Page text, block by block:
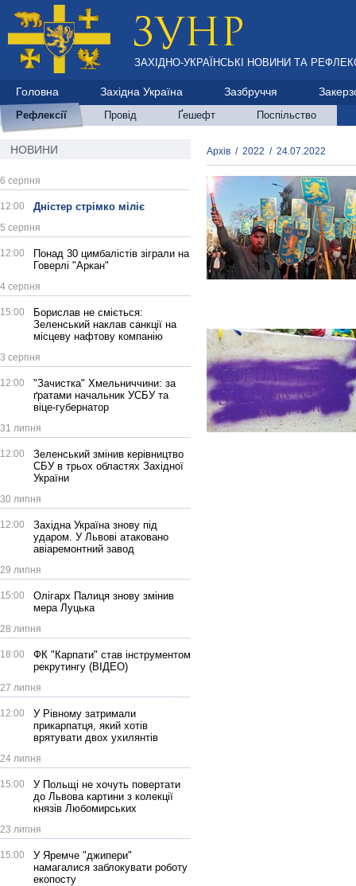
ЗАХІДНО-УКРАЇНСЬКІ НОВИНИ ТА
Головна Західна Україна Зазбруччя
Рефлексії Провід Ґешефт Поспільство
НОВИНИ
6 серпня
12:00 Дністер стрімко міліє
5 серпня
12:00
Понад 30 цимбалістів зіграли на
Говерлі "Аркан"
4 серпня
15:00
Борислав не сміється:
Зеленський наклав санкції на
місцеву нафтову компанію
3 серпня
12:00
"Зачистка" Хмельниччини: за
ґратами начальник УСБУ та
віце-губернатор
31 липня
12:00
Зеленський змінив керівництво
СБУ в трьох областях Західної
України
30 липня
12:00
Західна Україна знову під
ударом. У Львові атаковано
авіаремонтний завод
29 липня
15:00
Олігарх Палиця знову змінив
мера Луцька
28 липня
18:00
ФК "Карпати" став інструментом
рекрутингу (ВІДЕО)
27 липня
12:00
У Рівному затримали
прикарпатця, який хотів
врятувати двох ухилянтів
24 липня
15:00
У Польщі не хочуть повертати
до Львова картини з колекції
князів Любомирських
23 липня
15:00
У Яремче "джипери"
намагалися заблокувати роботу
екопосту
Архів / 2022 / 24.07.2022